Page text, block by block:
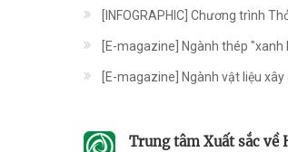
[INFOGRAPHIC] Chương trình
[E-magazine] Ngành thép
[E-magazine] Ngành vật liệu
Trung tâm Xuất sắc về